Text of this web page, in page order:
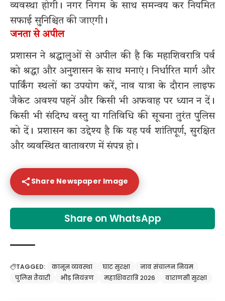
व्यवस्था होगी। नगर निगम के साथ समन्वय कर नियमित
सफाई सुनिश्चित की जाएगी।
जनता से अपील
प्रशासन ने श्रद्धालुओं से अपील की है कि महाशिवरात्रि पर्व
को श्रद्धा और अनुशासन के साथ मनाएं। निर्धारित मार्ग और
पार्किंग स्थलों का उपयोग करें, नाव यात्रा के दौरान लाइफ
जैकेट अवश्य पहनें और किसी भी अफवाह पर ध्यान न दें।
किसी भी संदिग्ध वस्तु या गतिविधि की सूचना तुरंत पुलिस
को दें। प्रशासन का उद्देश्य है कि यह पर्व शांतिपूर्ण, सुरक्षित
और व्यवस्थित वातावरण में संपन्न हो।
Share Newspaper Image
Share on WhatsApp
TAGGED: कानून व्यवस्था घाट सुरक्षा
नाव संचालन नियम
पुलिस तैयारी
भीड़ नियंत्रण महाशिवरात्रि 2026 वाराणसी सुरक्षा